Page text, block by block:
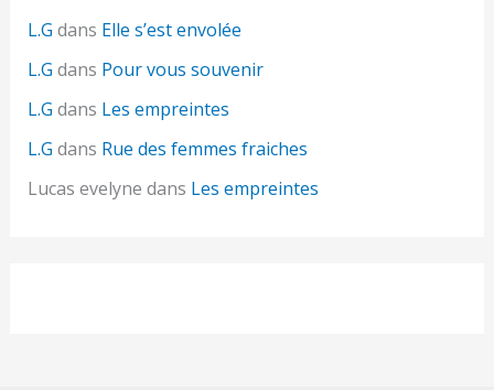
L.G dans Elle s’est envolée
L.G dans Pour vous souvenir
L.G dans Les empreintes
L.G dans Rue des femmes fraiches
Lucas evelyne dans Les empreintes